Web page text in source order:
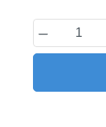
Produkt